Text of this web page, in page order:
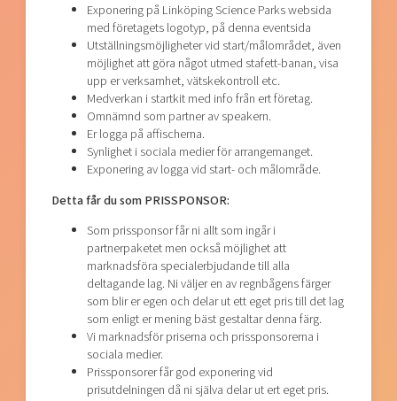
Exponering på Linköping Science Parks websida
med företagets logotyp, på denna eventsida
Utställningsmöjligheter vid start/målområdet, även
möjlighet att göra något utmed stafett-banan, visa
upp er verksamhet, vätskekontroll etc.
Medverkan i startkit med info från ert företag.
Omnämnd som partner av speakern.
Er logga på affischerna.
Synlighet i sociala medier för arrangemanget.
Exponering av logga vid start- och målområde.
Detta får du som PRISSPONSOR:
Som prissponsor får ni allt som ingår i
partnerpaketet men också möjlighet att
marknadsföra specialerbjudande till alla
deltagande lag. Ni väljer en av regnbågens färger
som blir er egen och delar ut ett eget pris till det lag
som enligt er mening bäst gestaltar denna färg.
Vi marknadsför priserna och prissponsorerna i
sociala medier.
Prissponsorer får god exponering vid
prisutdelningen då ni själva delar ut ert eget pris.